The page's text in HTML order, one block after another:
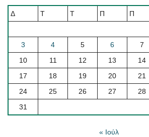
Δ Τ Τ Π Π
3
4 5 6 7
10
11 12 13 14
17
18 19 20 21
24
25 26 27 28
31
« Ιούλ